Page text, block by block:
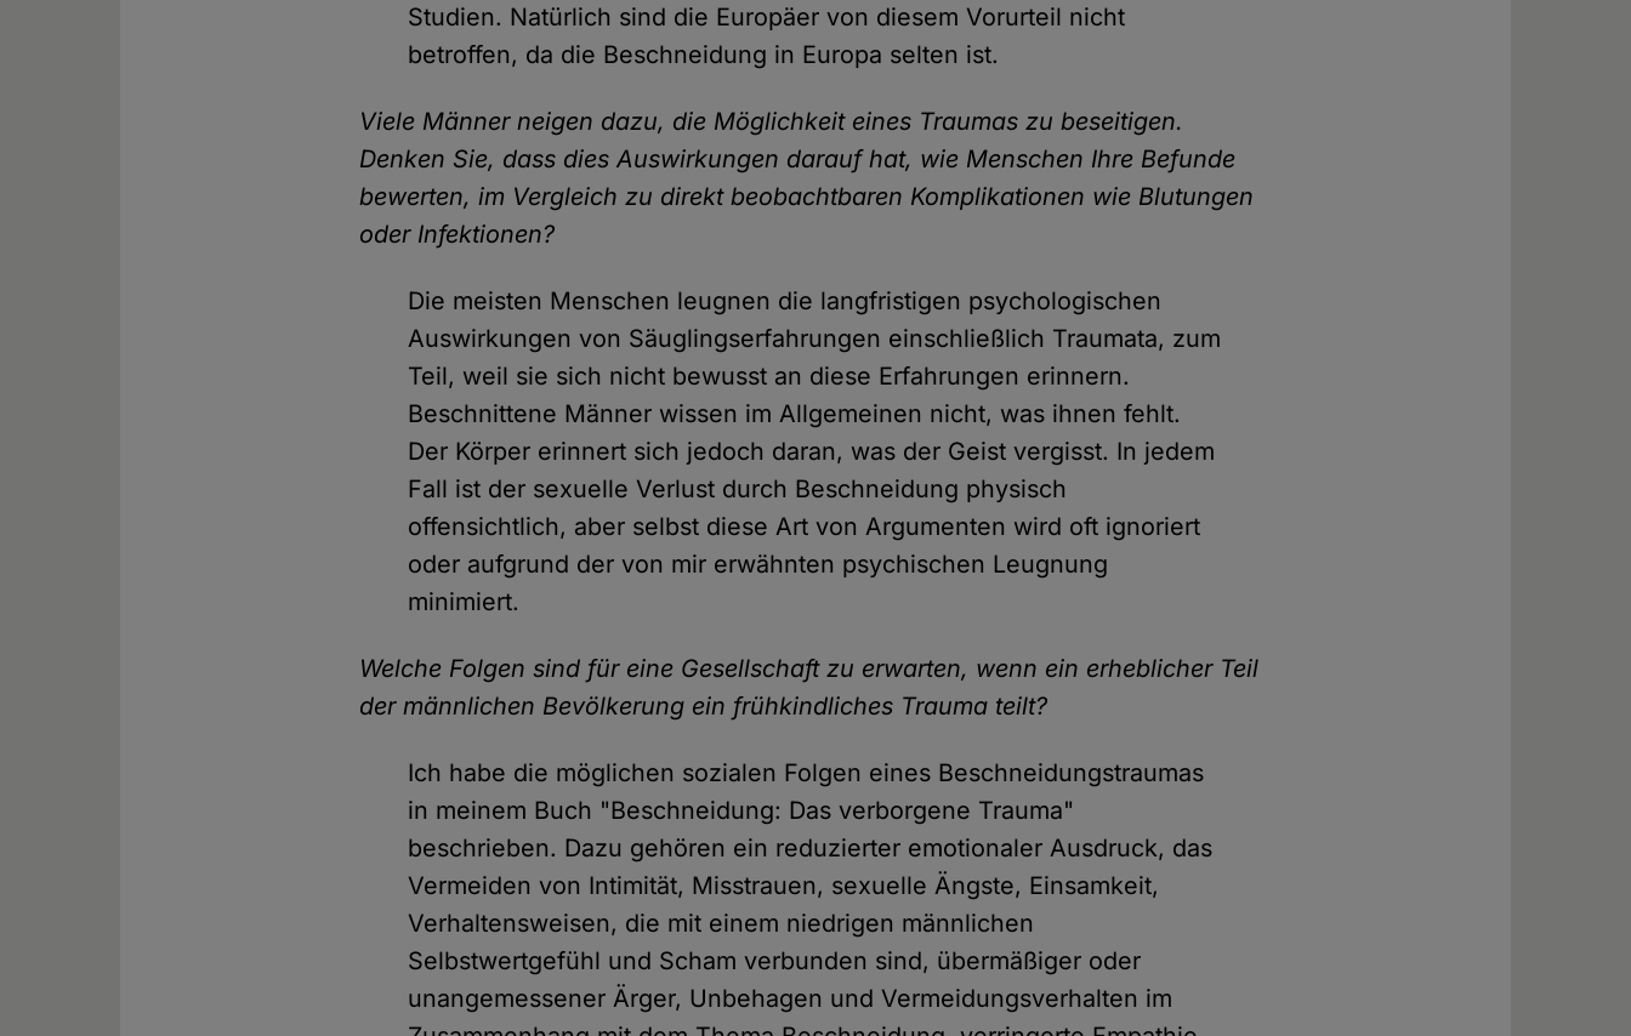
Studien. Natürlich sind die Europäer von diesem Vorurteil nicht
betroffen, da die Beschneidung in Europa selten ist.
Viele Männer neigen dazu, die Möglichkeit eines Traumas zu beseitigen.
Denken Sie, dass dies Auswirkungen darauf hat, wie Menschen Ihre Befunde
bewerten, im Vergleich zu direkt beobachtbaren Komplikationen wie Blutungen
oder Infektionen?
Die meisten Menschen leugnen die langfristigen psychologischen
Auswirkungen von Säuglingserfahrungen einschließlich Traumata, zum
Teil, weil sie sich nicht bewusst an diese Erfahrungen erinnern.
Beschnittene Männer wissen im Allgemeinen nicht, was ihnen fehlt.
Der Körper erinnert sich jedoch daran, was der Geist vergisst. In jedem
Fall ist der sexuelle Verlust durch Beschneidung physisch
offensichtlich, aber selbst diese Art von Argumenten wird oft ignoriert
oder aufgrund der von mir erwähnten psychischen Leugnung
minimiert.
Welche Folgen sind für eine Gesellschaft zu erwarten, wenn ein erheblicher Teil
der männlichen Bevölkerung ein frühkindliches Trauma teilt?
Ich habe die möglichen sozialen Folgen eines Beschneidungstraumas
in meinem Buch "Beschneidung: Das verborgene Trauma"
beschrieben. Dazu gehören ein reduzierter emotionaler Ausdruck, das
Vermeiden von Intimität, Misstrauen, sexuelle Ängste, Einsamkeit,
Verhaltensweisen, die mit einem niedrigen männlichen
Selbstwertgefühl und Scham verbunden sind, übermäßiger oder
unangemessener Ärger, Unbehagen und Vermeidungsverhalten im